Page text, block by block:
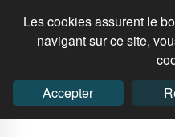
Les cookies assurent le
navigant sur ce site,
Accepter